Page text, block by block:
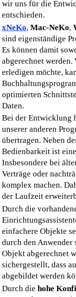
abgerechnet werden. Wer
erledigen möchte, kann auf
optimierten Schnittstellen
Daten.
Bei der Entwicklung haben
unserer anderen Programme
übertragen. Neben der
Bedienbarkeit ist eine hohe
Insbesondere bei älteren
Verträge oder nachträgliche
komplex machen. Daher
der Laufzeit erweiterbar sein.
Durch die vorhandenen
Einrichtungsassistenten lässt
einfachere Objekte sehr
durch den Anwender so
Objekt abgerechnet werden
sichergestellt, dass auch
Durch diehohe
Kontenpläne etc.) wird in
Investitionsschutz
wir auch regelmäßig Updates
Bestimmungen (z. B.
umsetzen zu können.
Was ist neu?
DieVersion 26.1beinhaltet
DieDokumentationkann
abgefragt werden.
Darüber hinaus wurden alle
Zudem wurden an
Benutzeroberfläche
finden Sie in unserem Forum
Download
Endbenutzer-
Mit dem Download der
die folgenden Bedingungen
unregistrierte Version.
Eine Weitergabe der